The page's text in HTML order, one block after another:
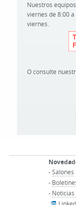
Nuestros
viernes de 8:00
viernes.
O consulte
-Salones
-
-